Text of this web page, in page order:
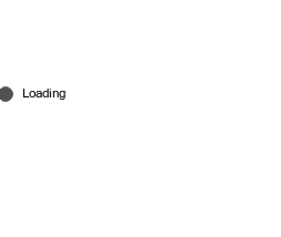
1 ലക്ഷം